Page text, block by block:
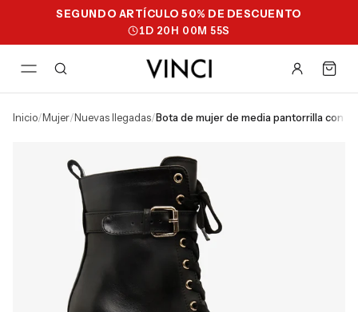
SEGUNDO ARTÍCULO 50% DE DESCUENTO
1D 20H 00M 54S
inicio/ mujer/ nuevas llegadas/ bota de mujer de media pantorrilla con